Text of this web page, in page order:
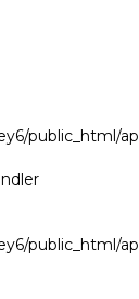
public_html/
public_html/